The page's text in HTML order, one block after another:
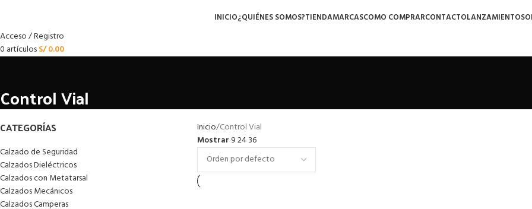
INICIO¿QUIÉNES SOMOS?TIENDAMARCASCOMO COMPRARCONTACTOLANZAMIENTOS
Acceso / Registro
0 artículosS/0.00
Control Vial
CATEGORÍAS
Calzado de Seguridad
Calzados Dieléctricos
Calzados con Metatarsal
Calzados Mecánicos
Calzados Camperas
Inicio Control Vial
Mostrar 92436